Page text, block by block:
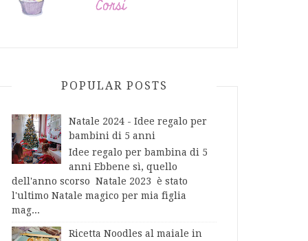
POPULAR POSTS
Natale 2024 - Idee regalo per
bambini di 5 anni
Idee regalo per bambina di 5
anni Ebbene sì, quello
dell'anno scorso Natale 2023 è stato
l'ultimo Natale magico per mia figlia
mag...
Ricetta Noodles al maiale in